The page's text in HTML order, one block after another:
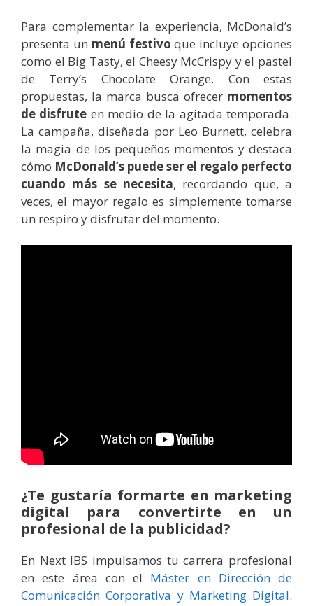
Para complementar la experiencia, McDonald’s
presenta un menú festivo que incluye opciones
como el Big Tasty, el Cheesy McCrispy y el pastel
de Terry’s Chocolate Orange. Con estas
propuestas, la marca busca ofrecer momentos
de disfrute en medio de la agitada temporada.
La campaña, diseñada por Leo Burnett, celebra
la magia de los pequeños momentos y destaca
cómo McDonald’s puede ser el regalo perfecto
cuando más se necesita, recordando que, a
veces, el mayor regalo es simplemente tomarse
un respiro y disfrutar del momento.
¿Te gustaría formarte en marketing
digital para convertirte en un
profesional de la publicidad?
En Next IBS impulsamos tu carrera profesional
en este área con el Máster en Dirección de
Comunicación Corporativa y Marketing Digital.